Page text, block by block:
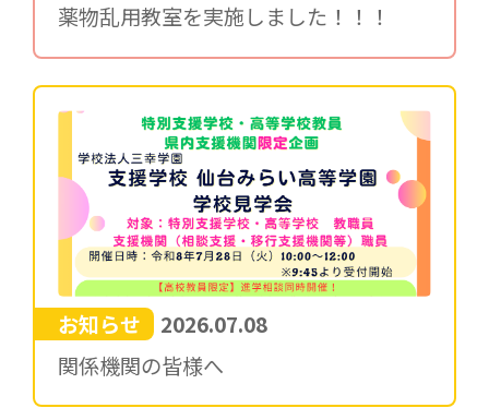
薬物乱用教室を実施しました！！！
お知らせ
2026.07.08
関係機関の皆様へ